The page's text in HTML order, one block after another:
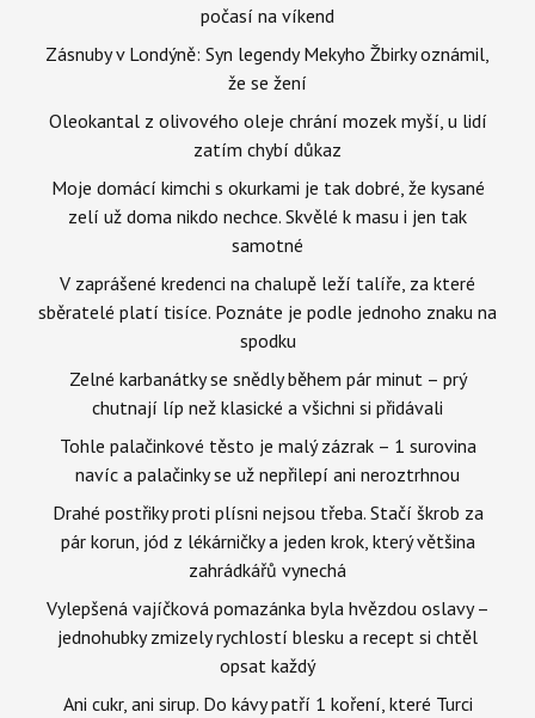
počasí na víkend
Zásnuby v Londýně: Syn legendy Mekyho Žbirky oznámil,
že se žení
Oleokantal z olivového oleje chrání mozek myší, u lidí
zatím chybí důkaz
Moje domácí kimchi s okurkami je tak dobré, že kysané
zelí už doma nikdo nechce. Skvělé k masu i jen tak
samotné
V zaprášené kredenci na chalupě leží talíře, za které
sběratelé platí tisíce. Poznáte je podle jednoho znaku na
spodku
Zelné karbanátky se snědly během pár minut – prý
chutnají líp než klasické a všichni si přidávali
Tohle palačinkové těsto je malý zázrak – 1 surovina
navíc a palačinky se už nepřilepí ani neroztrhnou
Drahé postřiky proti plísni nejsou třeba. Stačí škrob za
pár korun, jód z lékárničky a jeden krok, který většina
zahrádkářů vynechá
Vylepšená vajíčková pomazánka byla hvězdou oslavy –
jednohubky zmizely rychlostí blesku a recept si chtěl
opsat každý
Ani cukr, ani sirup. Do kávy patří 1 koření, které Turci